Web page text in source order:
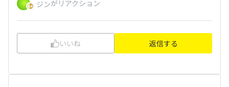
ジンがリアクション
いいね 返信する